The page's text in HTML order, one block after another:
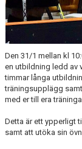
Den 31/1 mellan kl
en utbildning ledd av
timmar långa
träningsupplägg
med er till era
Detta är ett ypperligt
samt att utöka sin